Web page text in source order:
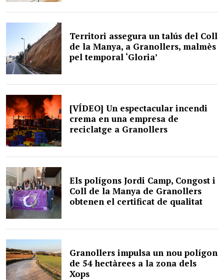
Territori assegura un talús del Coll
de la Manya, a Granollers, malmès
pel temporal ‘Gloria’
[VÍDEO] Un espectacular incendi
crema en una empresa de
reciclatge a Granollers
Els polígons Jordi Camp, Congost i
Coll de la Manya de Granollers
obtenen el certificat de qualitat
Granollers impulsa un nou polígon
de 54 hectàrees a la zona dels
Xops